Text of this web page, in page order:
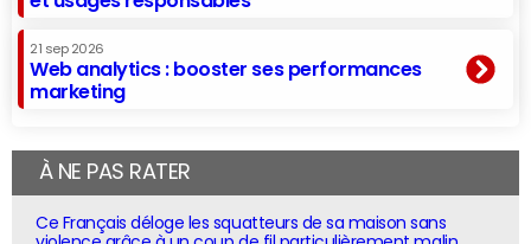
21 sep 2026
Web analytics : booster ses performances
marketing
À NE PAS RATER
Ce Français déloge les squatteurs de sa maison sans